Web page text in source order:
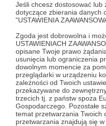
Jeśli chcesz dostosować lub
dotyczące zbierania danych
"USTAWIENIA
Zgoda jest dobrowolna i
USTAWIENIACH
opisane Twoje prawo
usunięcia lub ograniczenia
dowolnym momencie za
przeglądarki w urządzeniu
zależności od Twoich
przekazywane do
trzecich tj. z państw spoza
Gospodarczego. Pozostałe
temat przetwarzania Twoich
przetwarzania znajdują się
Dołącz do
Wesprzyj działalność
Zostań